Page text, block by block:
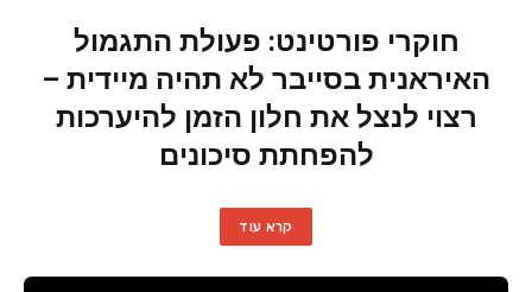
חוקרי פורטינט: פעולת התגמול
האיראנית בסייבר לא תהיה מיידית –
רצוי לנצל את חלון הזמן להיערכות
להפחתת סיכונים
קרא עוד